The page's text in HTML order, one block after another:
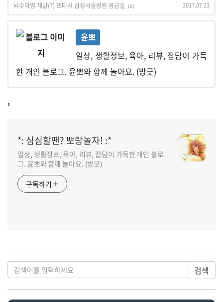
뇌수막염 재발(?) 또다시 삼성서울병원 응급실 (2) 2017.07.23
윤뽀
일상, 생활정보, 육아, 리뷰, 잡담이 가득
한 개인 블로그. 윤뽀와 함께 놀아요. (방긋)
,
*: 심심할땐? 뽀랑놀자! :*
일상, 생활정보, 육아, 리뷰, 잡담이 가득한 개인 블로
그. 윤뽀와 함께 놀아요. (방긋)
구독하기
검색